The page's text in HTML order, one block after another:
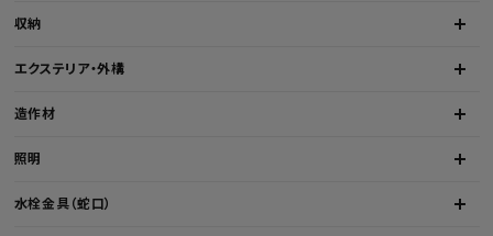
収納
エクステリア・外構
造作材
照明
水栓金具（蛇口）